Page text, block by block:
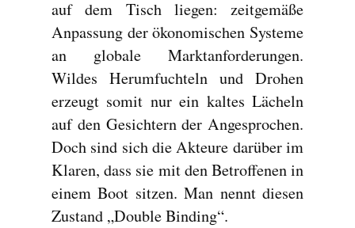
auf dem Tisch liegen: zeitgemäße
Anpassung der ökonomischen Systeme
an globale Marktanforderungen.
Wildes Herumfuchteln und Drohen
erzeugt somit nur ein kaltes Lächeln
auf den Gesichtern der Angesprochen.
Doch sind sich die Akteure darüber im
Klaren, dass sie mit den Betroffenen in
einem Boot sitzen. Man nennt diesen
Zustand „Double Binding“.